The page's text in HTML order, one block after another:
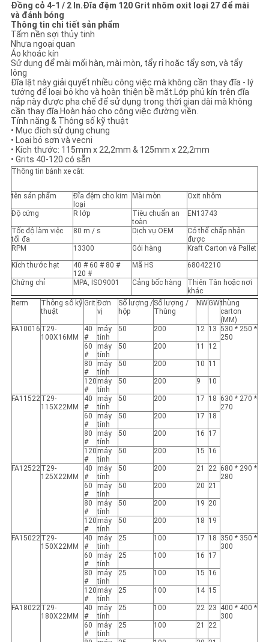
SƠ
ĐỒ
TRANG
WEB
PRIVACY
POLICY
Đồng cỏ 4-1 / 2 In.Đĩa đệm 120 Grit nhôm oxit loại 27 để mài
và đánh bóng
Thông tin chi tiết sản phẩm
Tấm nền sợi thủy tinh
Nhựa ngoại quan
Áo khoác kín
Sử dụng để mài mối hàn, mài mòn, tẩy rỉ hoặc tẩy sơn, và tẩy
lông
Đĩa lật này giải quyết nhiều công việc mà không cần thay đĩa - lý
tưởng để loại bỏ kho và hoàn thiện bề mặt.Lớp phủ kín trên đĩa
nắp này được pha chế để sử dụng trong thời gian dài mà không
cần thay đĩa.Hoàn hảo cho công việc đường viền.
Tính năng & Thông số kỹ thuật
• Mục đích sử dụng chung
• Loại bỏ sơn và vecni
• Kích thước: 115mm x 22,2mm & 125mm x 22,2mm
• Grits 40-120 có sẵn
Thông tin bánh xe cắt:
tên sản phẩm
Đĩa đệm cho kim
loại
Mài mòn Oxit nhôm
Độ cứng R lớp
Tiêu chuẩn an
toàn
EN13743
Tốc độ làm việc
tối đa
80 m / s Dịch vụ OEM
Có thể chấp nhận
được
RPM
13300 Gói hàng
Kraft Carton và Pallet
Kích thước hạt
40 # 60 # 80 #
120 #
Mã HS 68042210
Chứng chỉ MPA, ISO9001 Cảng bốc hàng
Thiên Tân hoặc nơi
khác
Iterm
Thông số kỹ
thuật
Grit Đơn
vị
Số lượng /
hộp
Số lượng /
Thùng
NWGWthùng
carton
(MM)
FA10016 T29-
100X16MM
40
#
máy
tính
50 200 12 13 530 * 250 *
250
60
#
máy
tính
50 200 11 12
80
#
máy
tính
50 200 10 11
120
#
máy
tính
50 200 9 10
FA11522T29-
115X22MM
40
#
máy
tính
50 200 17 18 630 * 270 *
270
60
#
máy
tính
50 200 17 18
80
#
máy
tính
50 200 16 17
120
#
máy
tính
50 200 15 16
FA12522T29-
125X22MM
40
#
máy
tính
50 200 21 22 680 * 290 *
280
60
#
máy
tính
50 200 20 21
80
#
máy
tính
50 200 19 20
120
#
máy
tính
50 200 18 19
FA15022T29-
150X22MM
40
#
máy
tính
25 100 17 18 350 * 350 *
300
60
#
máy
tính
25 100 16 17
80
#
máy
tính
25 100 15 16
120
#
máy
tính
25 100 14 15
FA18022T29-
180X22MM
40
#
máy
tính
25 100 22 23 400 * 400 *
300
60
#
máy
tính
25 100 21 22